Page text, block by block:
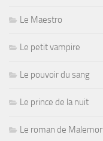
Le Maestro
Le petit vampire
Le pouvoir du sang
Le prince de la nuit
Le roman de